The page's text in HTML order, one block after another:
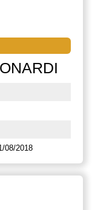
en 2015.
08/2018